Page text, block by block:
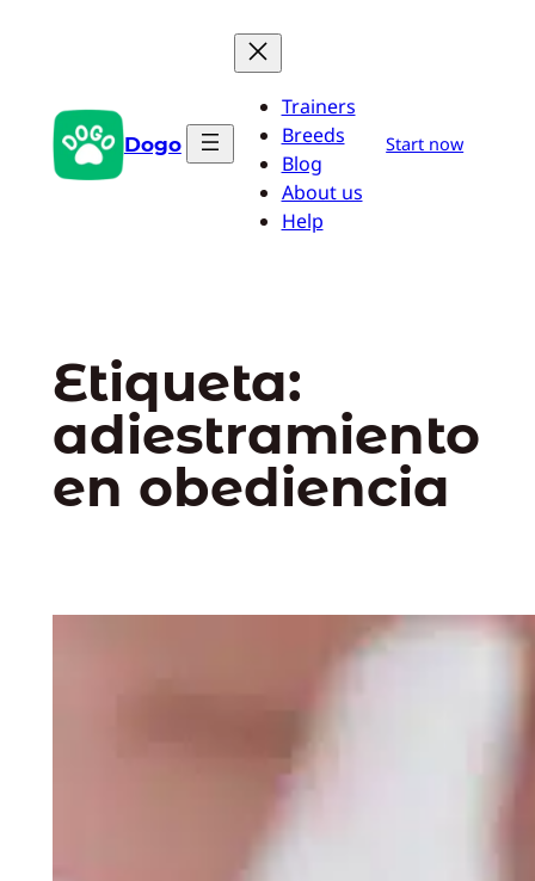
Dogo
Trainers
Breeds
Blog
About us
Help
Start now
Etiqueta:
adiestramiento
en obediencia